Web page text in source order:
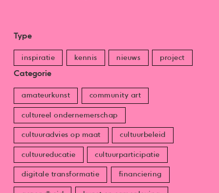
Type
inspiratie kennis nieuws project
Categorie
amateurkunst community art
cultureel ondernemerschap
cultuuradvies op maat cultuurbeleid
cultuureducatie cultuurparticipatie
digitale transformatie financiering